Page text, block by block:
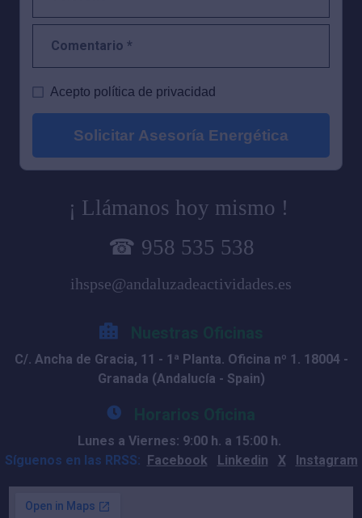
Acepto política de privacidad
Solicitar Asesoría Energética
¡ Llámanos hoy mismo !
☎ 958 535 538
ihspse@andaluzadeactividades.es
Nuestras Oficinas
C/. Ancha de Gracia, 11 - 1ª Planta. Oficina nº 1. 18004 -
Granada (Andalucía - Spain)
Horarios Oficina
Lunes a Viernes: 9:00 h. a 15:00 h.
Síguenos en las RRSS: Facebook Linkedin X Instagram